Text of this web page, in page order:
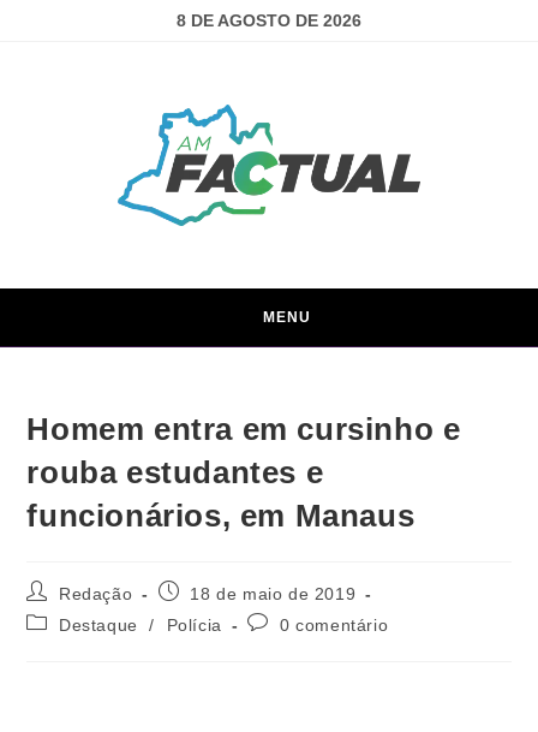
8 DE AGOSTO DE 2026
MENU
Homem entra em cursinho e
rouba estudantes e
funcionários, em Manaus
Redação
18 de maio de 2019
Destaque
/ Polícia 0 comentário